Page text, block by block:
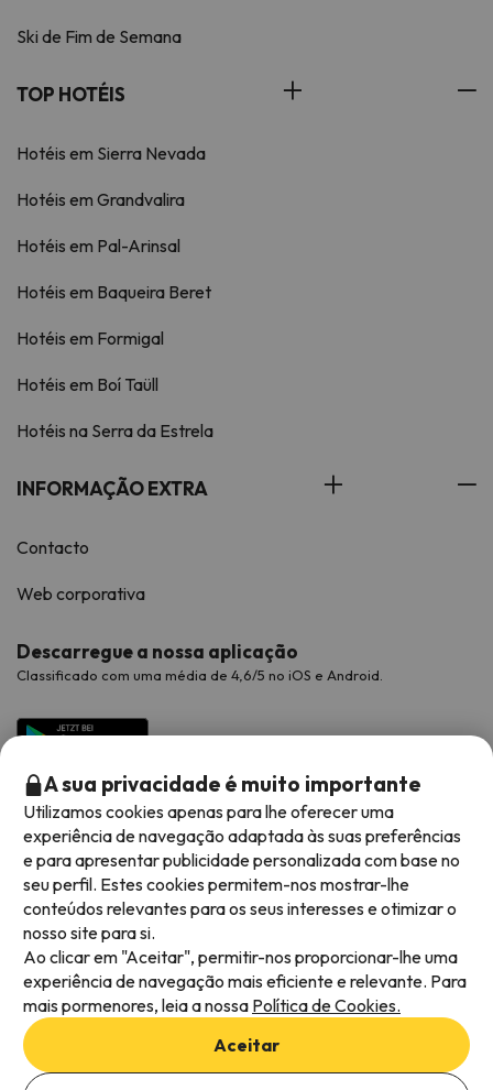
Ski de Fim de Semana
TOP HOTÉIS
Hotéis em Sierra Nevada
Hotéis em Grandvalira
Hotéis em Pal-Arinsal
Hotéis em Baqueira Beret
Hotéis em Formigal
Hotéis em Boí Taüll
Hotéis na Serra da Estrela
INFORMAÇÃO EXTRA
Contacto
Web corporativa
Descarregue a nossa aplicação
Classificado com uma média de 4,6/5 no iOS e Android.
Métodos de pagamento disponíveis
Termos e condições gerais
Privacidade dos dados
A sua privacidade é muito importante
Utilizamos cookies apenas para lhe oferecer uma
experiência de navegação adaptada às suas preferências
e para apresentar publicidade personalizada com base no
seu perfil. Estes cookies permitem-nos mostrar-lhe
conteúdos relevantes para os seus interesses e otimizar o
nosso site para si.
Ao clicar em "Aceitar", permitir-nos proporcionar-lhe uma
experiência de navegação mais eficiente e relevante. Para
mais pormenores, leia a nossa Política de Cookies.
Aceitar